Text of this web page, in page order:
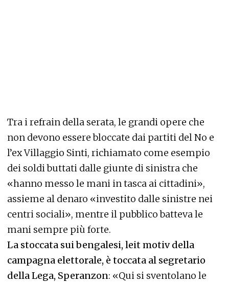
Tra i refrain della serata, le grandi opere che
non devono essere bloccate dai partiti del No e
l’ex Villaggio Sinti, richiamato come esempio
dei soldi buttati dalle giunte di sinistra che
«hanno messo le mani in tasca ai cittadini»,
assieme al denaro «investito dalle sinistre nei
centri sociali», mentre il pubblico batteva le
mani sempre più forte.
La stoccata sui bengalesi, leit motiv della
campagna elettorale, è toccata al segretario
della Lega, Speranzon: «Qui si sventolano le